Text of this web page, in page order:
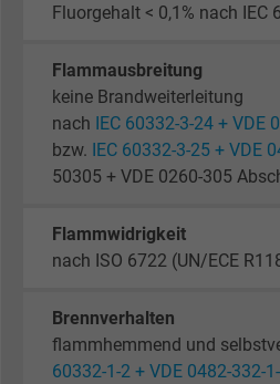
Fluorgehalt < 0,1% nach IEC
Flammausbreitung
keine Brandweiterleitung
nach IEC 60332-3-24 + VDE
bzw. IEC 60332-3-25 + VDE
50305 + VDE 0260-305
Flammwidrigkeit
nach ISO 6722 (UN/ECE
Brennverhalten
flammhemmend und
60332-1-2 + VDE 0482-332-